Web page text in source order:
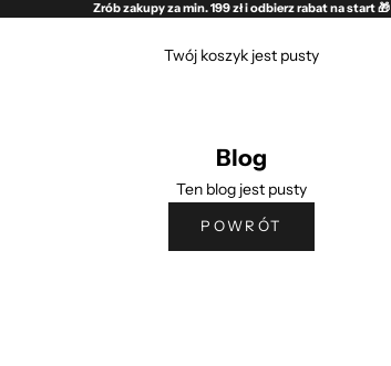
Zrób zakupy za min. 199 zł i odbierz rabat na start 🎁
Twój koszyk jest pusty
Blog
Ten blog jest pusty
POWRÓT